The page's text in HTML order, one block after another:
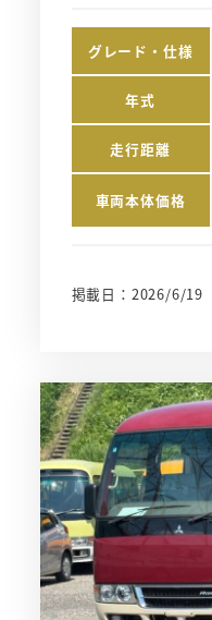
グレード・仕様
年式
走行距離
車両本体価格
掲載日：2026/6/19